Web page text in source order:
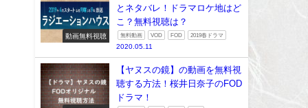
動画無料視聴
とネタバレ！ドラマロケ地はど
こ？無料視聴は？
無料動画 VOD FOD 2019春ドラマ
2020.05.11
【ヤヌスの鏡】の動画を無料視
聴する方法！桜井日奈子のFOD
ドラマ！